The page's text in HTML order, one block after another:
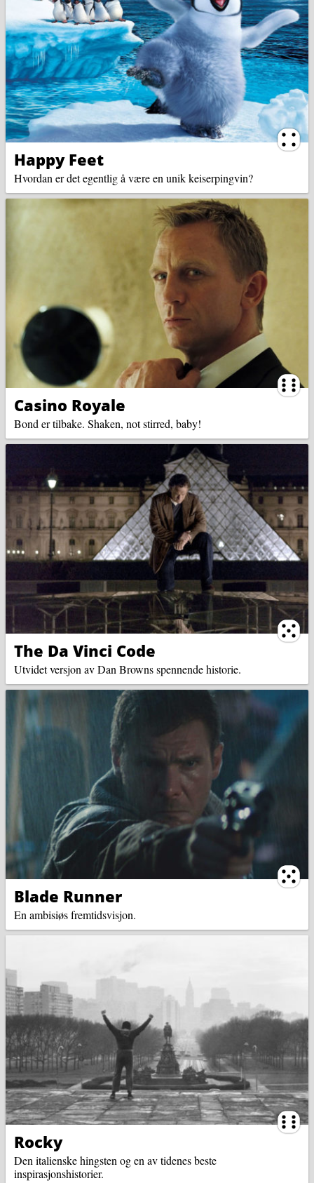
Happy Feet
Hvordan er det egentlig å være en unik keiserpingvin?
Casino Royale
Bond er tilbake. Shaken, not stirred, baby!
The Da Vinci Code
Utvidet versjon av Dan Browns spennende historie.
Blade Runner
En ambisiøs fremtidsvisjon.
Rocky
Den italienske hingsten og en av tidenes beste
inspirasjonshistorier.